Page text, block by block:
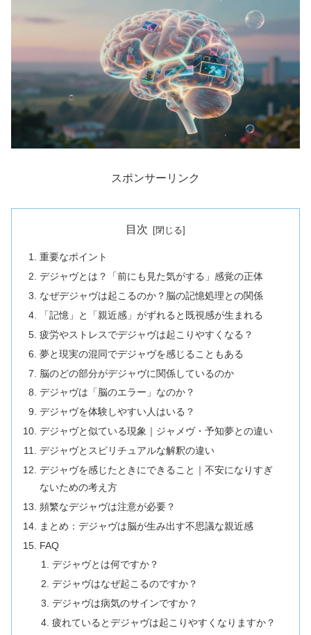
スポンサーリンク
目次
重要なポイント
デジャヴとは？「前にも見た気がする」感覚の正体
なぜデジャヴは起こるのか？脳の記憶処理との関係
「記憶」と「親近感」がずれると既視感が生まれる
疲労やストレスでデジャヴは起こりやすくなる？
夢と現実の混同でデジャヴを感じることもある
脳のどの部分がデジャヴに関係しているのか
デジャヴは「脳のエラー」なのか？
デジャヴを体験しやすい人はいる？
デジャヴと似ている現象｜ジャメヴ・予知夢との違い
デジャヴとスピリチュアルな解釈の違い
デジャヴを感じたときにできること｜不安になりすぎ
ないための考え方
頻繁なデジャヴは注意が必要？
まとめ：デジャヴは脳が生み出す不思議な親近感
FAQ
デジャヴとは何ですか？
デジャヴはなぜ起こるのですか？
デジャヴは病気のサインですか？
疲れているとデジャヴは起こりやすくなりますか？